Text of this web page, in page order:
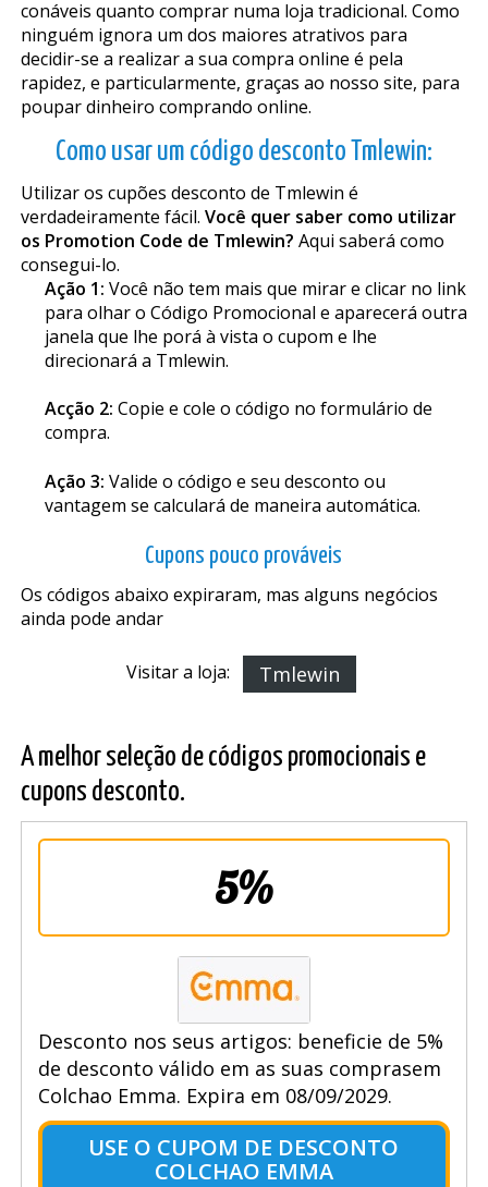
confiáveis quanto comprar numa loja tradicional. Como
ninguém ignora um dos maiores atrativos para
decidir-se a realizar a sua compra online é pela
rapidez, e particularmente, graças ao nosso site, para
poupar dinheiro comprando online.
Como usar um código desconto Tmlewin:
Utilizar os cupões desconto de Tmlewin é
verdadeiramente fácil. Você quer saber como utilizar
os Promotion Code de Tmlewin? Aqui saberá como
consegui-lo.
Ação 1: Você não tem mais que mirar e clicar no link
para olhar o Código Promocional e aparecerá outra
janela que lhe porá à vista o cupom e lhe
direcionará a Tmlewin.
Acção 2: Copie e cole o código no formulário de
compra.
Ação 3: Valide o código e seu desconto ou
vantagem se calculará de maneira automática.
Cupons pouco prováveis
Os códigos abaixo expiraram, mas alguns negócios
ainda pode andar
Visitar a loja: Tmlewin
A melhor seleção de códigos promocionais e
cupons desconto.
5%
Desconto nos seus artigos: beneficie de 5%
de desconto válido em as suas comprasem
Colchao Emma. Expira em 08/09/2029.
USE O CUPOM DE DESCONTO
COLCHAO EMMA